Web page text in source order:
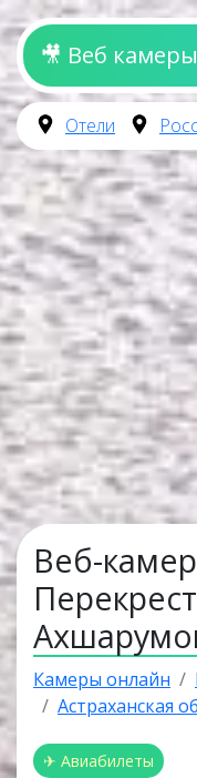
🎥 Веб
Отели
Веб-
Камеры онлайн
Астраханская
✈ Авиабилеты